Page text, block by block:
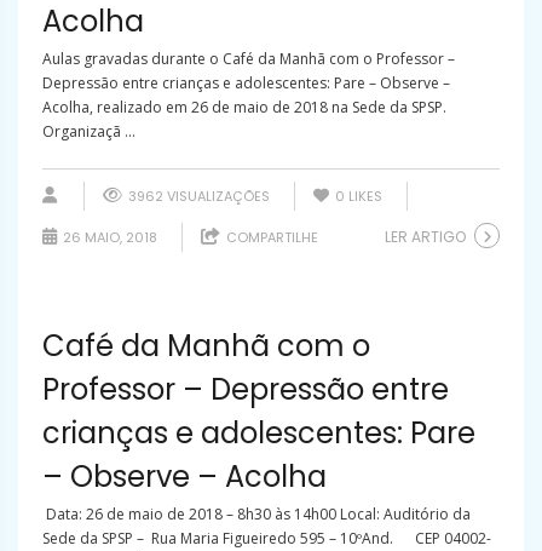
Acolha
Aulas gravadas durante o Café da Manhã com o Professor –
Depressão entre crianças e adolescentes: Pare – Observe –
Acolha, realizado em 26 de maio de 2018 na Sede da SPSP.
Organizaçã ...
3962 VISUALIZAÇÕES 0 LIKES
26 MAIO, 2018 COMPARTILHE LER ARTIGO
Café da Manhã com o
Professor – Depressão entre
crianças e adolescentes: Pare
– Observe – Acolha
Data: 26 de maio de 2018 – 8h30 às 14h00 Local: Auditório da
Sede da SPSP – Rua Maria Figueiredo 595 – 10ºAnd. CEP 04002-